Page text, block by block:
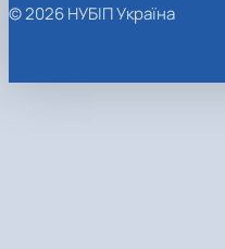
© 2026 НУБІП Україна